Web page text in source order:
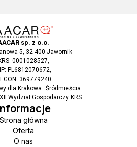
sp. z o.o.
5, 32-400 Jawornik
0001028527,
PL6812070672,
369779240
dla Krakowa–Śródmieścia
Wydział Gospodarczy KRS
Strona główna
Oferta
O nas